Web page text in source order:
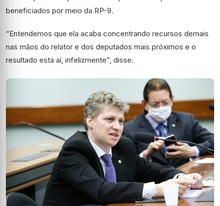
beneficiados por meio da RP-9.
“Entendemos que ela acaba concentrando recursos demais
nas mãos do relator e dos deputados mais próximos e o
resultado está aí, infelizmente”, disse.